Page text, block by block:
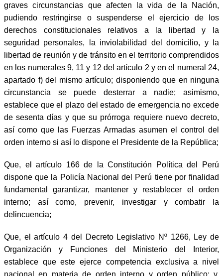
graves circunstancias que afecten la vida de la Nación,
pudiendo restringirse o suspenderse el ejercicio de los
derechos constitucionales relativos a la libertad y la
seguridad personales, la inviolabilidad del domicilio, y la
libertad de reunión y de tránsito en el territorio comprendidos
en los numerales 9, 11 y 12 del artículo 2 y en el numeral 24,
apartado f) del mismo artículo; disponiendo que en ninguna
circunstancia se puede desterrar a nadie; asimismo,
establece que el plazo del estado de emergencia no excede
de sesenta días y que su prórroga requiere nuevo decreto,
así como que las Fuerzas Armadas asumen el control del
orden interno si así lo dispone el Presidente de la República;
Que, el artículo 166 de la Constitución Política del Perú
dispone que la Policía Nacional del Perú tiene por finalidad
fundamental garantizar, mantener y restablecer el orden
interno; así como, prevenir, investigar y combatir la
delincuencia;
Que, el artículo 4 del Decreto Legislativo Nº 1266, Ley de
Organización y Funciones del Ministerio del Interior,
establece que este ejerce competencia exclusiva a nivel
nacional en materia de orden interno y orden público; y,